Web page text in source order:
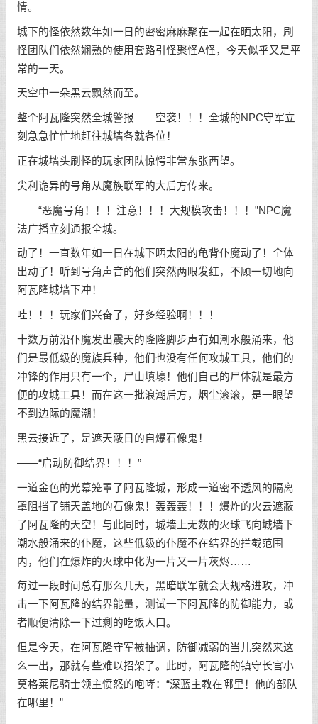
情。
城下的怪依然数年如一日的密密麻麻聚在一起在晒太阳，刷
怪团队们依然娴熟的使用套路引怪聚怪A怪，今天似乎又是平
常的一天。
天空中一朵黑云飘然而至。
整个阿瓦隆突然全城警报——空袭！！！全城的NPC守军立
刻急急忙忙地赶往城墙各就各位！
正在城墙头刷怪的玩家团队惊愕非常东张西望。
尖利诡异的号角从魔族联军的大后方传来。
——“恶魔号角！！！注意！！！大规模攻击！！！”NPC魔
法广播立刻通报全城。
动了！一直数年如一日在城下晒太阳的龟背仆魔动了！全体
出动了！听到号角声音的他们突然两眼发红，不顾一切地向
阿瓦隆城墙下冲！
哇！！！玩家们兴奋了，好多经验啊！！！
十数万前沿仆魔发出震天的隆隆脚步声有如潮水般涌来，他
们是最低级的魔族兵种，他们也没有任何攻城工具，他们的
冲锋的作用只有一个，尸山填壕！他们自己的尸体就是最方
便的攻城工具！而在这一批浪潮后方，烟尘滚滚，是一眼望
不到边际的魔潮！
黑云接近了，是遮天蔽日的自爆石像鬼！
——“启动防御结界！！！”
一道金色的光幕笼罩了阿瓦隆城，形成一道密不透风的隔离
罩阻挡了铺天盖地的石像鬼！轰轰轰！！！爆炸的火云遮蔽
了阿瓦隆的天空！与此同时，城墙上无数的火球飞向城墙下
潮水般涌来的仆魔，这些低级的仆魔不在结界的拦截范围
内，他们在爆炸的火球中化为一片又一片灰烬……
每过一段时间总有那么几天，黑暗联军就会大规格进攻，冲
击一下阿瓦隆的结界能量，测试一下阿瓦隆的防御能力，或
者顺便清除一下过剩的吃饭人口。
但是今天，在阿瓦隆守军被抽调，防御减弱的当儿突然来这
么一出，那就有些难以招架了。此时，阿瓦隆的镇守长官小
莫格莱尼骑士领主愤怒的咆哮：“深蓝主教在哪里！他的部队
在哪里！”